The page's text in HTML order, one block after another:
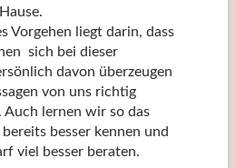
Vorgehen liegt darin, dass
sich bei dieser
davon überzeugen
von uns richtig
lernen wir so das
besser kennen und
viel besser beraten.